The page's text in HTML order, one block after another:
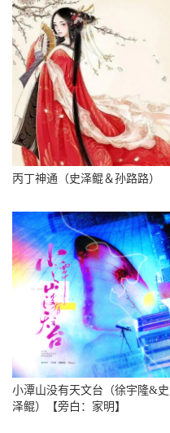
丙丁神通（史泽鲲＆孙路路）
小潭山没有天文台（徐宇隆&史
泽鲲）【旁白：家明】